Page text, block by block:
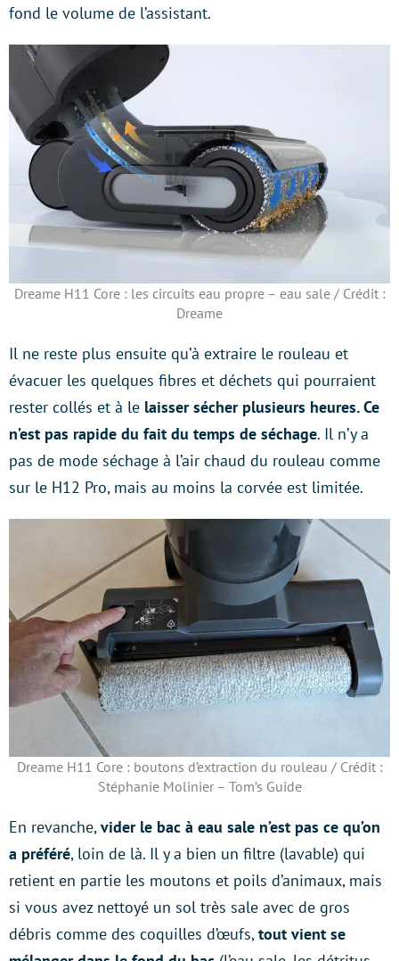
fond le volume de l’assistant.
Dreame H11 Core : les circuits eau propre – eau sale / Crédit :
Dreame
Il ne reste plus ensuite qu’à extraire le rouleau et
évacuer les quelques fibres et déchets qui pourraient
rester collés et à le laisser sécher plusieurs heures. Ce
n’est pas rapide du fait du temps de séchage. Il n’y a
pas de mode séchage à l’air chaud du rouleau comme
sur le H12 Pro, mais au moins la corvée est limitée.
Dreame H11 Core : boutons d’extraction du rouleau / Crédit :
Stéphanie Molinier – Tom’s Guide
En revanche,vider le bac à eau sale n’est pas ce qu’on
a préféré, loin de là. Il y a bien un filtre (lavable) qui
retient en partie les moutons et poils d’animaux, mais
si vous avez nettoyé un sol très sale avec de gros
débris comme des coquilles d’œufs,tout vient se